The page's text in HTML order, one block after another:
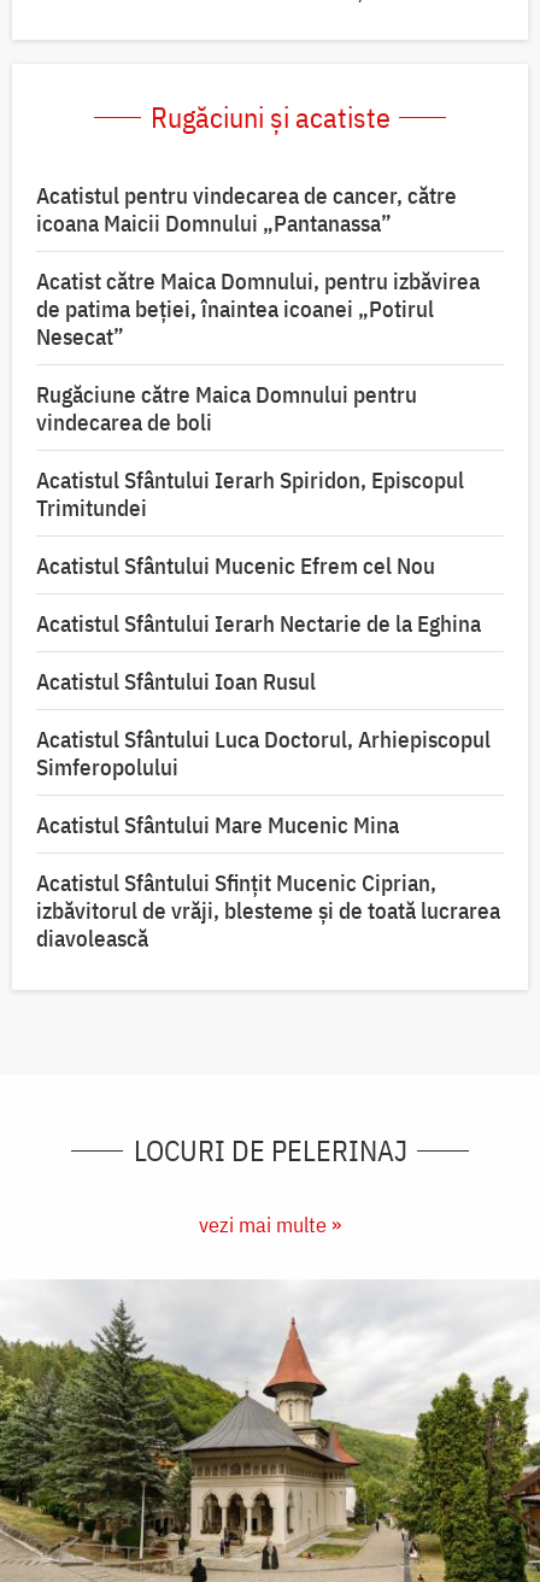
Rugăciuni și acatiste
Acatistul pentru vindecarea de cancer, către
icoana Maicii Domnului „Pantanassa”
Acatist către Maica Domnului, pentru izbăvirea
de patima beției, înaintea icoanei „Potirul
Nesecat”
Rugăciune către Maica Domnului pentru
vindecarea de boli
Acatistul Sfântului Ierarh Spiridon, Episcopul
Trimitundei
Acatistul Sfântului Mucenic Efrem cel Nou
Acatistul Sfântului Ierarh Nectarie de la Eghina
Acatistul Sfântului Ioan Rusul
Acatistul Sfântului Luca Doctorul, Arhiepiscopul
Simferopolului
Acatistul Sfântului Mare Mucenic Mina
Acatistul Sfântului Sfințit Mucenic Ciprian,
izbăvitorul de vrăji, blesteme și de toată lucrarea
diavolească
LOCURI DE PELERINAJ
vezi mai multe »